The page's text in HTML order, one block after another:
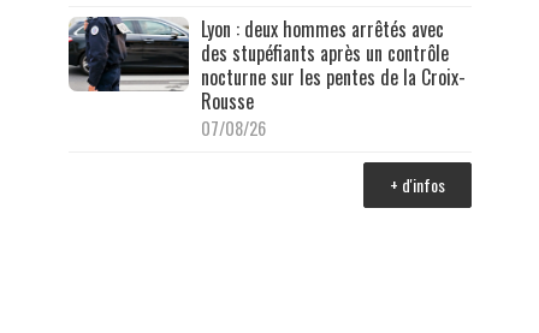
Lyon : deux hommes arrêtés avec
des stupéfiants après un contrôle
nocturne sur les pentes de la Croix-
Rousse
07/08/26
+ d'infos